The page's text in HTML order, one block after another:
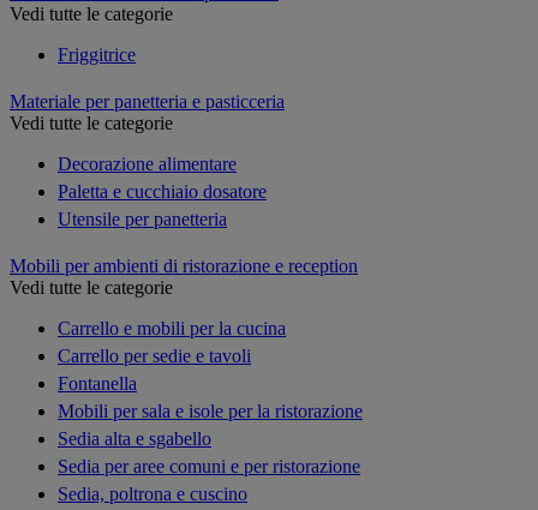
Vedi tutte le categorie
Friggitrice
Materiale per panetteria e pasticceria
Vedi tutte le categorie
Decorazione alimentare
Paletta e cucchiaio dosatore
Utensile per panetteria
Mobili per ambienti di ristorazione e reception
Vedi tutte le categorie
Carrello e mobili per la cucina
Carrello per sedie e tavoli
Fontanella
Mobili per sala e isole per la ristorazione
Sedia alta e sgabello
Sedia per aree comuni e per ristorazione
Sedia, poltrona e cuscino